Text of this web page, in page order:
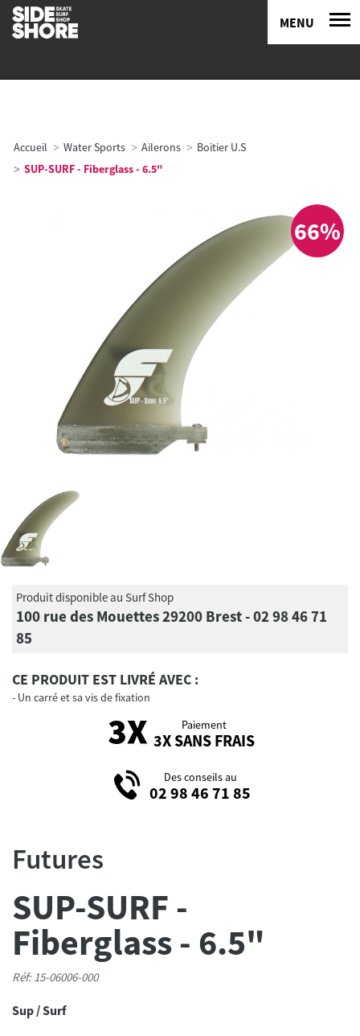
MENU
Accueil Water Sports Ailerons
Boitier U.S
SUP-SURF - Fiberglass - 6.5"
66%
Produit disponible au Surf Shop
100 rue des Mouettes 29200 Brest - 02 98 46 71
85
CE PRODUIT EST LIVRÉ AVEC :
Un carré et sa vis de fixation
Paiement
3X SANS FRAIS
Des conseils au
02 98 46 71 85
Futures
SUP-SURF -
Fiberglass - 6.5"
Réf: 15-06006-000
Sup / Surf